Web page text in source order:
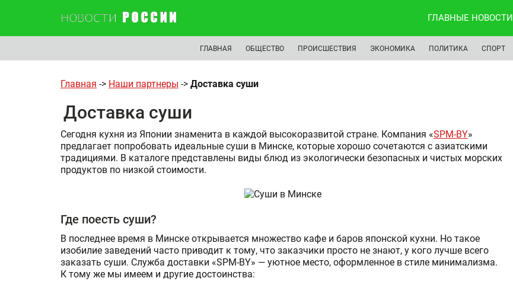
ГЛАВНЫЕ НОВОСТИ
ГЛАВНАЯ ОБЩЕСТВО ПРОИСШЕСТВИЯ ЭКОНОМИКА ПОЛИТИКА СПОРТ
Главная -> Наши партнеры -> Доставка суши
Доставка суши
Сегодня кухня из Японии знаменита в каждой высокоразвитой стране. Компания «SPM-BY»
предлагает попробовать идеальные суши в Минске, которые хорошо сочетаются с азиатскими
традициями. В каталоге представлены виды блюд из экологически безопасных и чистых морских
продуктов по низкой стоимости.
Где поесть суши?
В последнее время в Минске открывается множество кафе и баров японской кухни. Но такое
изобилие заведений часто приводит к тому, что заказчики просто не знают, у кого лучше всего
заказать суши. Служба доставки «SPM-BY» — уютное место, оформленное в стиле минимализма.
К тому же мы имеем и другие достоинства: